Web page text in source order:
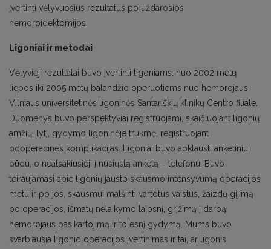
Įvertinti vėlyvuosius rezultatus po uždarosios
hemoroidektomijos.
Ligoniai ir metodai
Vėlyvieji rezultatai buvo įvertinti ligoniams, nuo 2002 metų
liepos iki 2005 metų balandžio operuotiems nuo hemorojaus
Vilniaus universitetinės ligoninės Santariškių klinikų Centro filiale.
Duomenys buvo perspektyviai registruojami, skaičiuojant ligonių
amžių, lytį, gydymo ligoninėje trukmę, registruojant
pooperacines komplikacijas. Ligoniai buvo apklausti anketiniu
būdu, o neatsakiusieji į nusiųstą anketą – telefonu. Buvo
teiraujamasi apie ligonių jausto skausmo intensyvumą operacijos
metu ir po jos, skausmui malšinti vartotus vaistus, žaizdų gijimą
po operacijos, išmatų nelaikymo laipsnį, grįžimą į darbą,
hemorojaus pasikartojimą ir tolesnį gydymą. Mums buvo
svarbiausia ligonio operacijos įvertinimas ir tai, ar ligonis